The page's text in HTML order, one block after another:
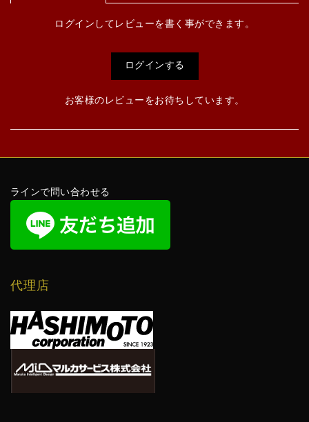
ログインしてレビューを書く事ができます。
ログインする
お客様のレビューをお待ちしています。
ラインで問い合わせる
代理店